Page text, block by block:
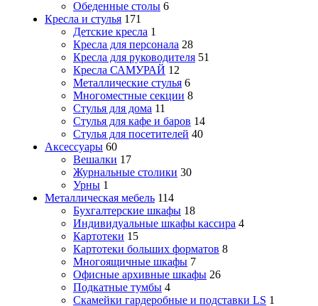
Обеденные столы 6
Кресла и стулья 171
Детские кресла 1
Кресла для персонала 28
Кресла для руководителя 51
Кресла САМУРАЙ 12
Металлические стулья 6
Многоместные секции 8
Стулья для дома 11
Стулья для кафе и баров 14
Стулья для посетителей 40
Аксессуары 60
Вешалки 17
Журнальные столики 30
Урны 1
Металлическая мебель 114
Бухгалтерские шкафы 18
Индивидуальные шкафы кассира 4
Картотеки 15
Картотеки больших форматов 8
Многоящичные шкафы 7
Офисные архивные шкафы 26
Подкатные тумбы 4
Скамейки гардеробные и подставки LS 1